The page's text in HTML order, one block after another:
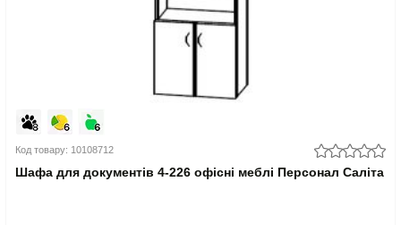
Код товару: 10108712
Шафа для документів 4-226 офісні меблі Персонал Саліта